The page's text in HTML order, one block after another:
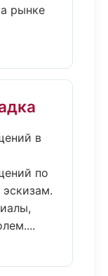
рынке
в
по